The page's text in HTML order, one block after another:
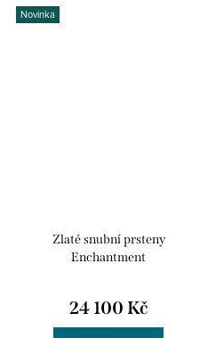
Novinka
Zlaté snubní prsteny
Enchantment
24 100 Kč